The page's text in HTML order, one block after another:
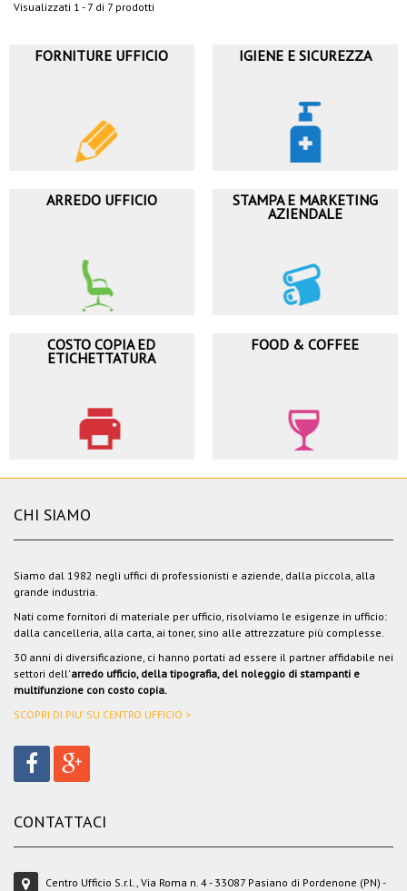
Visualizzati 1 - 7 di 7 prodotti
FORNITURE UFFICIO IGIENE E SICUREZZA
ARREDO UFFICIO STAMPA E MARKETING
AZIENDALE
COSTO COPIA ED
ETICHETTATURA
FOOD & COFFEE
CHI SIAMO
Siamo dal 1982 negli uffici di professionisti e aziende, dalla piccola, alla
grande industria.
Nati come fornitori di materiale per ufficio, risolviamo le esigenze in ufficio:
dalla cancelleria, alla carta, ai toner, sino alle attrezzature più complesse.
30 anni di diversificazione, ci hanno portati ad essere il partner affidabile nei
settori dell'arredo ufficio, della tipografia, del noleggio di stampanti e
multifunzione con costo copia.
SCOPRI DI PIU' SU CENTRO UFFICIO >
CONTATTACI
Centro Ufficio S.r.l., Via Roma n. 4 - 33087 Pasiano di Pordenone (PN) -